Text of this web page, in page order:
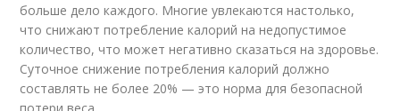
больше дело каждого. Многие увлекаются настолько,
что снижают потребление калорий на недопустимое
количество, что может негативно сказаться на здоровье.
Суточное снижение потребления калорий должно
составлять не более 20% — это норма для безопасной